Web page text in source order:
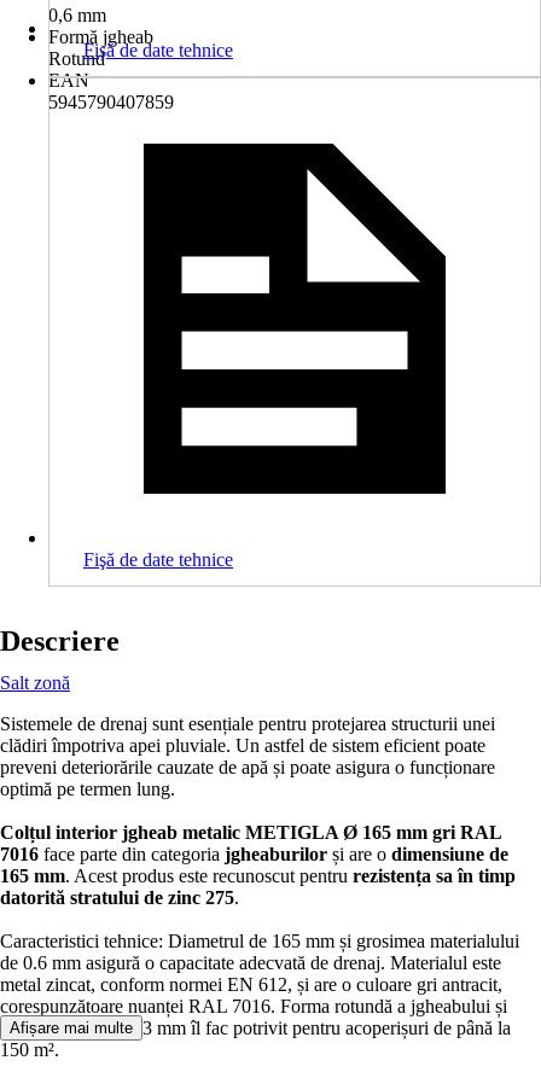
0,6 mm
Formă jgheab
Rotund
EAN
5945790407859
Fişă de date tehnice
Fişă de date tehnice
Descriere
Salt zonă
Sistemele de drenaj sunt esențiale pentru protejarea structurii unei
clădiri împotriva apei pluviale. Un astfel de sistem eficient poate
preveni deteriorările cauzate de apă și poate asigura o funcționare
optimă pe termen lung.
Colțul interior jgheab metalic METIGLA Ø 165 mm gri RAL
7016 face parte din categoria jgheaburilor și are o dimensiune de
165 mm. Acest produs este recunoscut pentru rezistența sa în timp
datorită stratului de zinc 275.
Caracteristici tehnice: Diametrul de 165 mm și grosimea materialului
de 0.6 mm asigură o capacitate adecvată de drenaj. Materialul este
metal zincat, conform normei EN 612, și are o culoare gri antracit,
corespunzătoare nuanței RAL 7016. Forma rotundă a jgheabului și
dimensiunea de 333 mm îl fac potrivit pentru acoperișuri de până la
150 m².
Afișare mai multe